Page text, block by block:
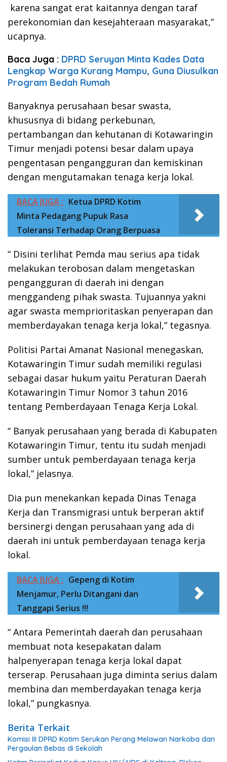
karena sangat erat kaitannya dengan taraf
perekonomian dan kesejahteraan masyarakat,”
ucapnya.
Baca Juga : DPRD Seruyan Minta Kades Data
Lengkap Warga Kurang Mampu, Guna Diusulkan
Program Bedah Rumah
Banyaknya perusahaan besar swasta,
khususnya di bidang perkebunan,
pertambangan dan kehutanan di Kotawaringin
Timur menjadi potensi besar dalam upaya
pengentasan pengangguran dan kemiskinan
dengan mengutamakan tenaga kerja lokal.
BACA JUGA : Ketua DPRD Kotim
Minta Pedagang Pupuk Rasa
Toleransi Terhadap Orang Berpuasa
“ Disini terlihat Pemda mau serius apa tidak
melakukan terobosan dalam mengetaskan
pengangguran di daerah ini dengan
menggandeng pihak swasta. Tujuannya yakni
agar swasta memprioritaskan penyerapan dan
memberdayakan tenaga kerja lokal,” tegasnya.
Politisi Partai Amanat Nasional menegaskan,
Kotawaringin Timur sudah memiliki regulasi
sebagai dasar hukum yaitu Peraturan Daerah
Kotawaringin Timur Nomor 3 tahun 2016
tentang Pemberdayaan Tenaga Kerja Lokal.
“ Banyak perusahaan yang berada di Kabupaten
Kotawaringin Timur, tentu itu sudah menjadi
sumber untuk pemberdayaan tenaga kerja
lokal,” jelasnya.
Dia pun menekankan kepada Dinas Tenaga
Kerja dan Transmigrasi untuk berperan aktif
bersinergi dengan perusahaan yang ada di
daerah ini untuk pemberdayaan tenaga kerja
lokal.
BACA JUGA : Gepeng di Kotim
Menjamur, Perlu Ditangani dan
Tanggapi Serius !!!
“ Antara Pemerintah daerah dan perusahaan
membuat nota kesepakatan dalam
halpenyerapan tenaga kerja lokal dapat
terserap. Perusahaan juga diminta serius dalam
membina dan memberdayakan tenaga kerja
lokal,” pungkasnya.
Berita Terkait
Komisi III DPRD Kotim Serukan Perang Melawan Narkoba dan
Pergaulan Bebas di Sekolah